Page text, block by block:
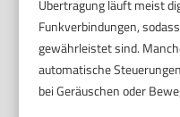
Übertragung läuft meist
Funkverbindungen,
gewährleistet sind.
automatische
bei Geräuschen oder